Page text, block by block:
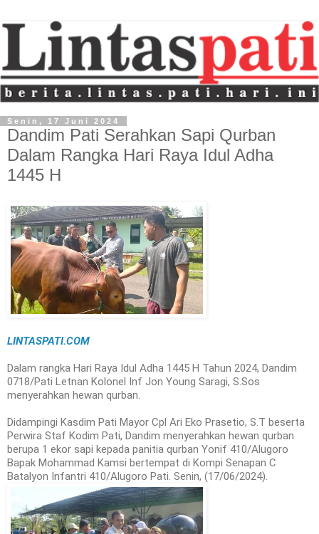
Senin, 17 Juni 2024
Dandim Pati Serahkan Sapi Qurban
Dalam Rangka Hari Raya Idul Adha
1445 H
LINTASPATI.COM
Dalam rangka Hari Raya Idul Adha 1445 H Tahun 2024, Dandim
0718/Pati Letnan Kolonel Inf Jon Young Saragi, S.Sos
menyerahkan hewan qurban.
Didampingi Kasdim Pati Mayor Cpl Ari Eko Prasetio, S.T beserta
Perwira Staf Kodim Pati, Dandim menyerahkan hewan qurban
berupa 1 ekor sapi kepada panitia qurban Yonif 410/Alugoro
Bapak Mohammad Kamsi bertempat di Kompi Senapan C
Batalyon Infantri 410/Alugoro Pati. Senin, (17/06/2024).